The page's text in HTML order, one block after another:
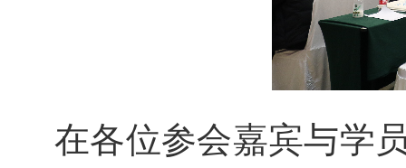
在各位参会嘉宾与学